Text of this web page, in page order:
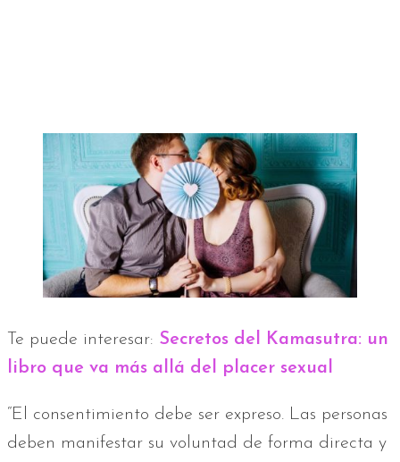
Te puede interesar: Secretos del Kamasutra: un
libro que va más allá del placer sexual
“El consentimiento debe ser expreso. Las personas
deben manifestar su voluntad de forma directa y